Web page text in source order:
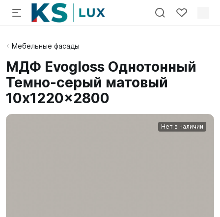
Мебельные фасады
МДФ Evogloss Однотонный
Темно-серый матовый
10x1220x2800
Нет в наличии